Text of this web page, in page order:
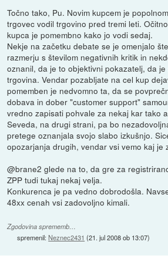
Točno tako, Pu. Novim kupcem je
trgovec vodil trgovino pred tremi leti.
kupca je pomembno kako jo vodi sedaj.
Nekje na začetku debate se je omenjalo
razmerju s številom negativnih kritik in
oznanil, da je to objektivni pokazatelj, da
trgovina. Vendar pozabljate na cel kup
pomemben je nedvomno ta, da se
dobava in dober "customer support"
vredno zapisati pohvale za nekaj kar tako
Seveda, na drugi strani, pa bo
pretege oznanjala svojo slabo izkušnjo.
opozarjanja drugih, vendar vsi vemo kaj je
@brane2 glede na to, da gre za
ZPP tudi tukaj nekaj velja.
Konkurenca je pa vedno dobrodošla.
48xx cenah vsi zadovoljno kimali.
Zgodovina sprememb…
spremenil:Neznec2431 (21. jul 2008 ob 13:07)